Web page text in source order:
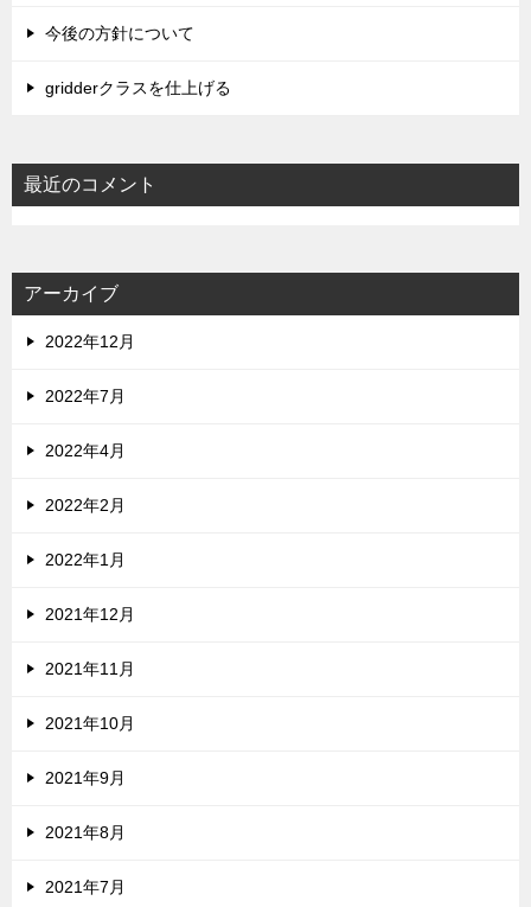
今後の方針について
gridderクラスを仕上げる
最近のコメント
アーカイブ
2022年12月
2022年7月
2022年4月
2022年2月
2022年1月
2021年12月
2021年11月
2021年10月
2021年9月
2021年8月
2021年7月